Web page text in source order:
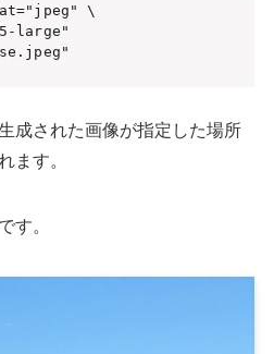
\
large"
成された画像が指定した場所
ます。
す。